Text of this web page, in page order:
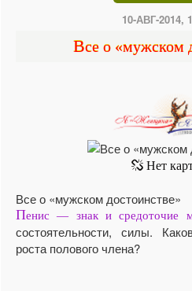
10-АВГ-2014,
Все о «мужском
Все о «мужском достоинстве»
Пенис — знак и средоточие
состоятельности, силы.
роста полового члена?